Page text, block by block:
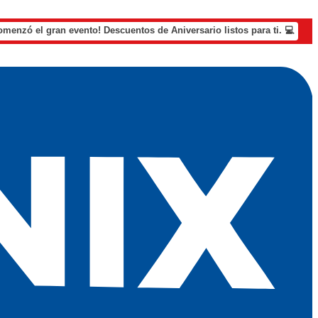
el gran evento! Descuentos de Aniversario listos para ti. 💻